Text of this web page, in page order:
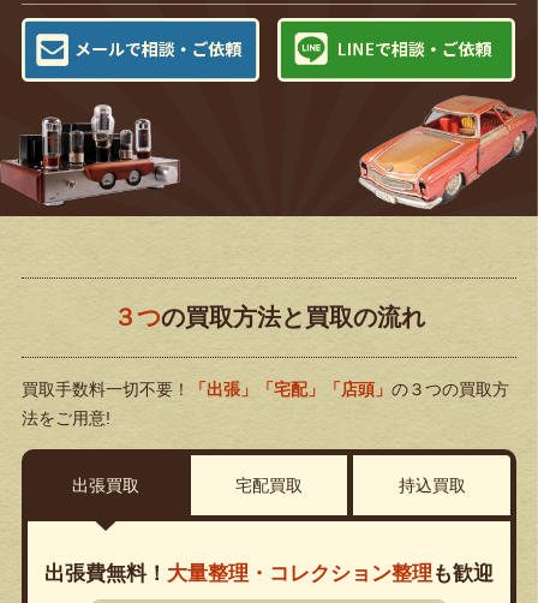
３つの買取方法と買取の流れ
買取手数料一切不要！ 「出張」「宅配」「店頭」 の３つの買取方
法をご用意!
出張買取 宅配買取 持込買取
出張費無料！ 大量整理・コレクション整理 も歓迎